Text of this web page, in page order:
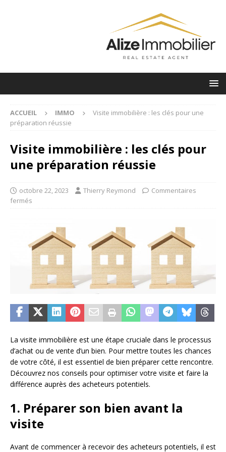
ACCUEIL IMMO
Visite immobilière : les clés pour une
préparation réussie
Visite immobilière : les clés pour
une préparation réussie
octobre 22, 2023 Thierry Reymond
Commentaires
fermés
La visite immobilière est une étape cruciale dans le processus
d’achat ou de vente d’un bien. Pour mettre toutes les chances
de votre côté, il est essentiel de bien préparer cette rencontre.
Découvrez nos conseils pour optimiser votre visite et faire la
différence auprès des acheteurs potentiels.
1. Préparer son bien avant la
visite
Avant de commencer à recevoir des acheteurs potentiels, il est